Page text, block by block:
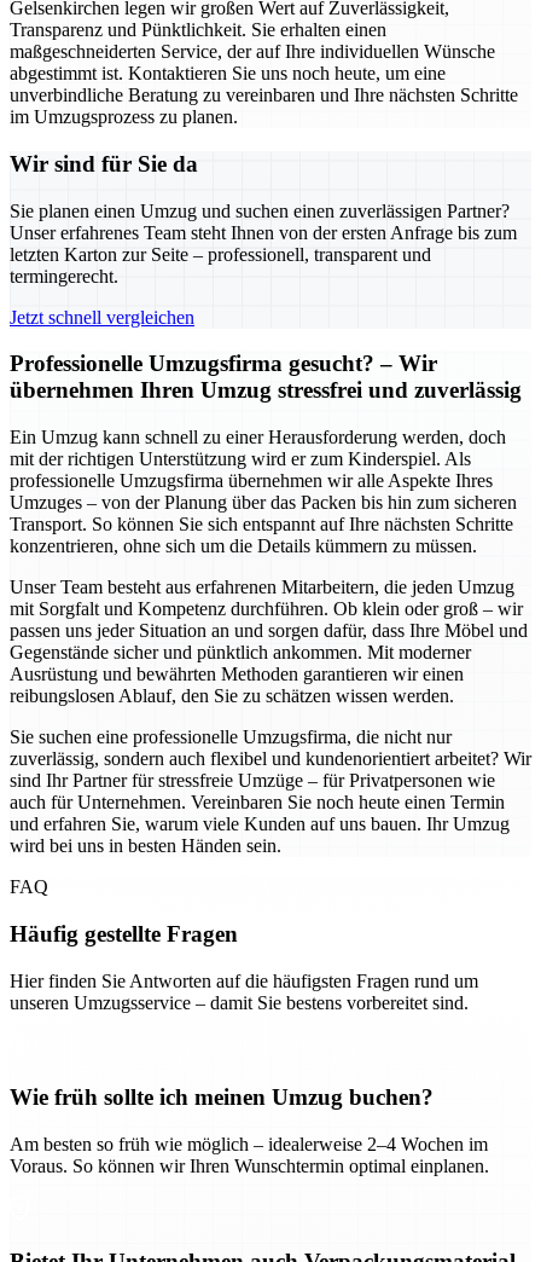
Gelsenkirchen legen wir großen Wert auf Zuverlässigkeit,
Transparenz und Pünktlichkeit. Sie erhalten einen
maßgeschneiderten Service, der auf Ihre individuellen Wünsche
abgestimmt ist. Kontaktieren Sie uns noch heute, um eine
unverbindliche Beratung zu vereinbaren und Ihre nächsten Schritte
im Umzugsprozess zu planen.
Wir sind für Sie da
Sie planen einen Umzug und suchen einen zuverlässigen Partner?
Unser erfahrenes Team steht Ihnen von der ersten Anfrage bis zum
letzten Karton zur Seite – professionell, transparent und
termingerecht.
Jetzt schnell vergleichen
Professionelle Umzugsfirma gesucht? – Wir
übernehmen Ihren Umzug stressfrei und zuverlässig
Ein Umzug kann schnell zu einer Herausforderung werden, doch
mit der richtigen Unterstützung wird er zum Kinderspiel. Als
professionelle Umzugsfirma übernehmen wir alle Aspekte Ihres
Umzuges – von der Planung über das Packen bis hin zum sicheren
Transport. So können Sie sich entspannt auf Ihre nächsten Schritte
konzentrieren, ohne sich um die Details kümmern zu müssen.
Unser Team besteht aus erfahrenen Mitarbeitern, die jeden Umzug
mit Sorgfalt und Kompetenz durchführen. Ob klein oder groß – wir
passen uns jeder Situation an und sorgen dafür, dass Ihre Möbel und
Gegenstände sicher und pünktlich ankommen. Mit moderner
Ausrüstung und bewährten Methoden garantieren wir einen
reibungslosen Ablauf, den Sie zu schätzen wissen werden.
Sie suchen eine professionelle Umzugsfirma, die nicht nur
zuverlässig, sondern auch flexibel und kundenorientiert arbeitet? Wir
sind Ihr Partner für stressfreie Umzüge – für Privatpersonen wie
auch für Unternehmen. Vereinbaren Sie noch heute einen Termin
und erfahren Sie, warum viele Kunden auf uns bauen. Ihr Umzug
wird bei uns in besten Händen sein.
FAQ
Häufig gestellte Fragen
Hier finden Sie Antworten auf die häufigsten Fragen rund um
unseren Umzugsservice – damit Sie bestens vorbereitet sind.
Wie früh sollte ich meinen Umzug buchen?
Am besten so früh wie möglich – idealerweise 2–4 Wochen im
Voraus. So können wir Ihren Wunschtermin optimal einplanen.